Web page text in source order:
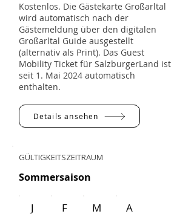
Kostenlos. Die Gästekarte Großarltal
wird automatisch nach der
Gästemeldung über den digitalen
Großarltal Guide ausgestellt
(alternativ als Print). Das Guest
Mobility Ticket für SalzburgerLand ist
seit 1. Mai 2024 automatisch
enthalten.
Details ansehen
GÜLTIGKEITSZEITRAUM
Sommersaison
J F M A